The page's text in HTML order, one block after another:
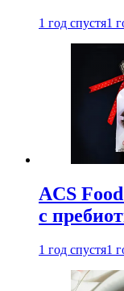
1 год спустя1
ACS
с
1 год спустя1